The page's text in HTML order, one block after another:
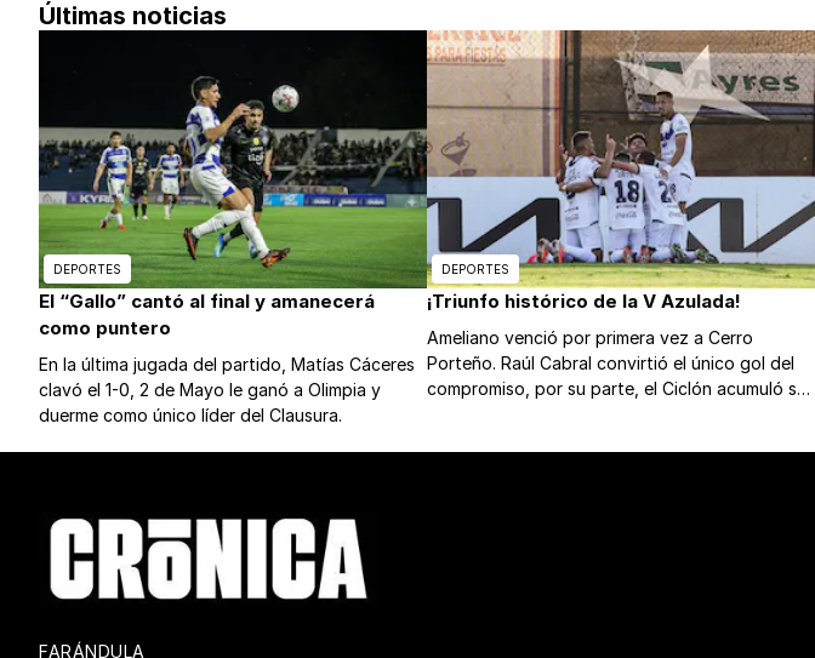
Últimas noticias
DEPORTES
El “Gallo” cantó al final y amanecerá
como puntero
En la última jugada del partido, Matías Cáceres
clavó el 1-0, 2 de Mayo le ganó a Olimpia y
duerme como único líder del Clausura.
DEPORTES
¡Triunfo histórico de la V Azulada!
Ameliano venció por primera vez a Cerro
Porteño. Raúl Cabral convirtió el único gol del
compromiso, por su parte, el Ciclón acumuló su
FARÁNDULA